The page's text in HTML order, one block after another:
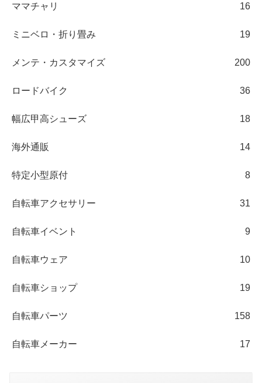
ママチャリ 16
ミニベロ・折り畳み 19
メンテ・カスタマイズ 200
ロードバイク 36
幅広甲高シューズ 18
海外通販 14
特定小型原付 8
自転車アクセサリー 31
自転車イベント 9
自転車ウェア 10
自転車ショップ 19
自転車パーツ 158
自転車メーカー 17